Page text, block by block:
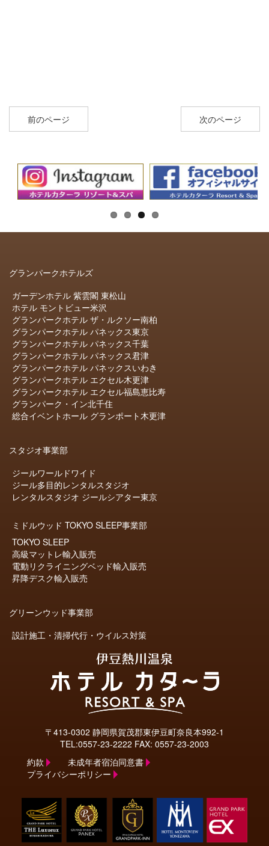
前のページ 次のページ
グランパークホテルズ
ガーデンホテル 紫雲閣 東松山
ホテル モントビュー米沢
グランパークホテル ザ・ルクソー南柏
グランパークホテル パネックス東京
グランパークホテル パネックス千葉
グランパークホテル パネックス君津
グランパークホテル パネックスいわき
グランパークホテル エクセル木更津
グランパークホテル エクセル福島恵比寿
グランパーク・イン北千住
総合イベントホール グランポート木更津
スタジオ事業部
ジールワールドワイド
ジール多目的レンタルスタジオ
レンタルスタジオ ジールシアター東京
ミドルウッド TOKYO SLEEP事業部
TOKYO SLEEP
高級マットレ輸入販売
電動リクライニングベッド輸入販売
昇降デスク輸入販売
グリーンウッド事業部
設計施工・清掃代行・ウイルス対策
〒413-0302 静岡県賀茂郡東伊豆町奈良本992-1
TEL:0557-23-2222 FAX: 0557-23-2003
約款
未成年者宿泊同意書
プライバシーポリシー